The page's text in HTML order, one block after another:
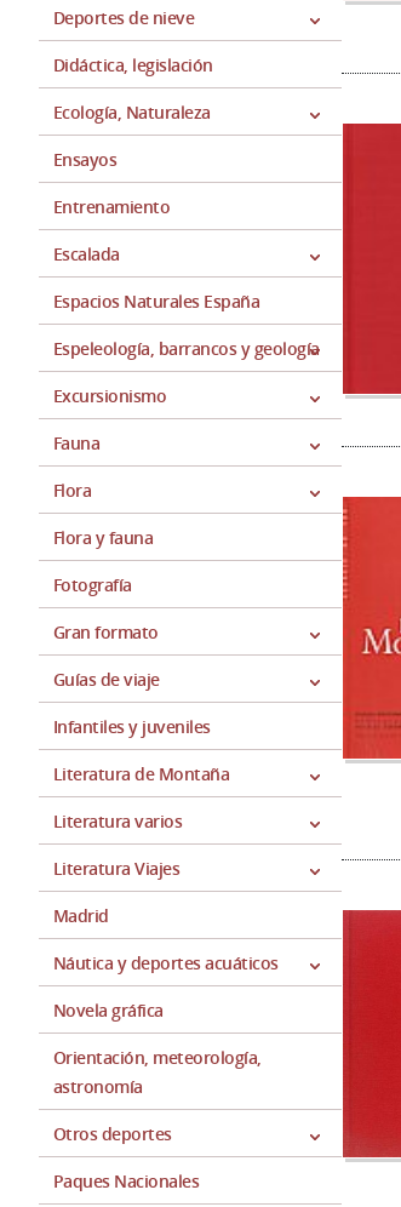
Deportes de nieve
Didáctica, legislación
Ecología, Naturaleza
Ensayos
Entrenamiento
Escalada
Espacios Naturales España
Espeleología, barrancos y geología
Excursionismo
Fauna
Flora
Flora y fauna
Fotografía
Gran formato
Guías de viaje
Infantiles y juveniles
Literatura de Montaña
Literatura varios
Literatura Viajes
Madrid
Náutica y deportes acuáticos
Novela gráfica
Orientación, meteorología,
astronomía
Otros deportes
Paques Nacionales